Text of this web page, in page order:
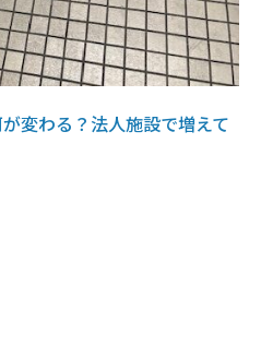
変わる？法人施設で増えて